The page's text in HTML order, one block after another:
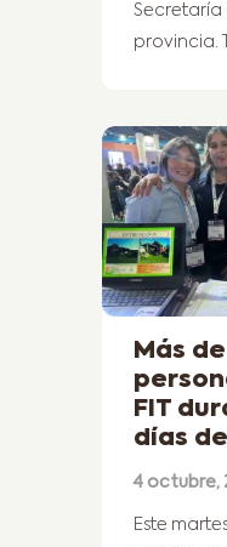
Secretaría
provincia.
Más
FIT
días
4 octubre,
Este